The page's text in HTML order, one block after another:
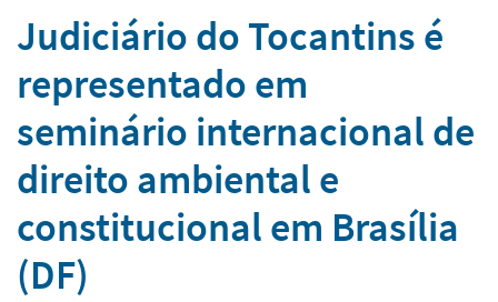
Notícias
Judiciário do Tocantins é
representado em
seminário internacional de
direito ambiental e
constitucional em Brasília
(DF)